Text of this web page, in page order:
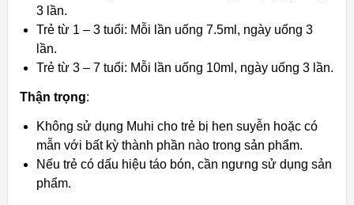
3 lần.
Trẻ từ 1 – 3 tuổi: Mỗi lần uống 7.5ml, ngày uống 3
lần.
Trẻ từ 3 – 7 tuổi: Mỗi lần uống 10ml, ngày uống 3 lần.
Thận trọng:
Không sử dụng Muhi cho trẻ bị hen suyễn hoặc có
mẫn với bất kỳ thành phần nào trong sản phẩm.
Nếu trẻ có dấu hiệu táo bón, cần ngưng sử dụng sản
phẩm.